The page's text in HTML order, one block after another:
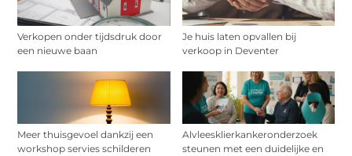
Verkopen onder tijdsdruk door
een nieuwe baan
Je huis laten opvallen bij
verkoop in Deventer
Meer thuisgevoel dankzij een
workshop servies schilderen
Alvleesklierkankeronderzoek
steunen met een duidelijke en